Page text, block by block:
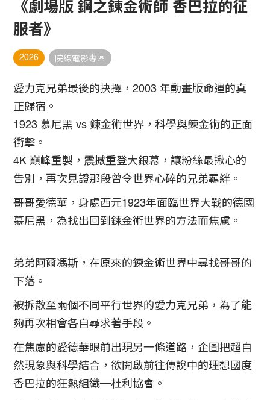
《劇場版 鋼之鍊金術師 香巴拉的征
服者》
2026 院線電影專區
愛力克兄弟最後的抉擇，2003 年動畫版命運的真
正歸宿。
1923 慕尼黑 vs 鍊金術世界，科學與鍊金術的正面
衝擊。
4K 巔峰重製，震撼重登大銀幕，讓粉絲最揪心的
告別，再次見證那段曾令世界心碎的兄弟羈絆。
哥哥愛德華，身處西元1923年面臨世界大戰的德國
慕尼黑，為找出回到鍊金術世界的方法而焦慮。
弟弟阿爾馮斯，在原來的鍊金術世界中尋找哥哥的
下落。
被拆散至兩個不同平行世界的愛力克兄弟，為了能
夠再次相會各自尋求著手段。
在焦慮的愛德華眼前出現另一條道路，企圖把超自
然現象與科學結合，欲開啟前往傳說中的理想國度
香巴拉的狂熱組織─杜利協會。